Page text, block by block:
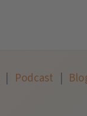
Podcast